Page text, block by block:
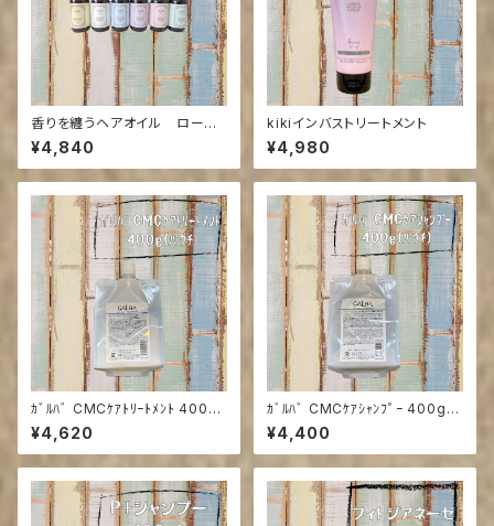
香りを纏うヘアオイル ローブ
オイル(来店の方送料引き)
¥4,840
kikiインバストリートメント
¥4,980
ｶﾞﾙﾊﾞ CMCｹｱﾄﾘｰﾄﾒﾝﾄ 400g
(ﾊﾟｳﾁ)
¥4,620
ｶﾞﾙﾊﾞ CMCｹｱｼｬﾝﾌﾟｰ 400g
(ﾊﾟｳﾁ)
¥4,400